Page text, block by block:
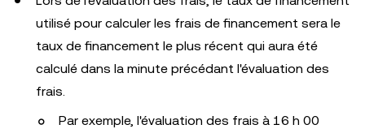
utilisé pour calculer les frais de financement sera le
taux de financement le plus récent qui aura été
calculé dans la minute précédant l'évaluation des
frais.
Par exemple, l'évaluation des frais à 16 h 00